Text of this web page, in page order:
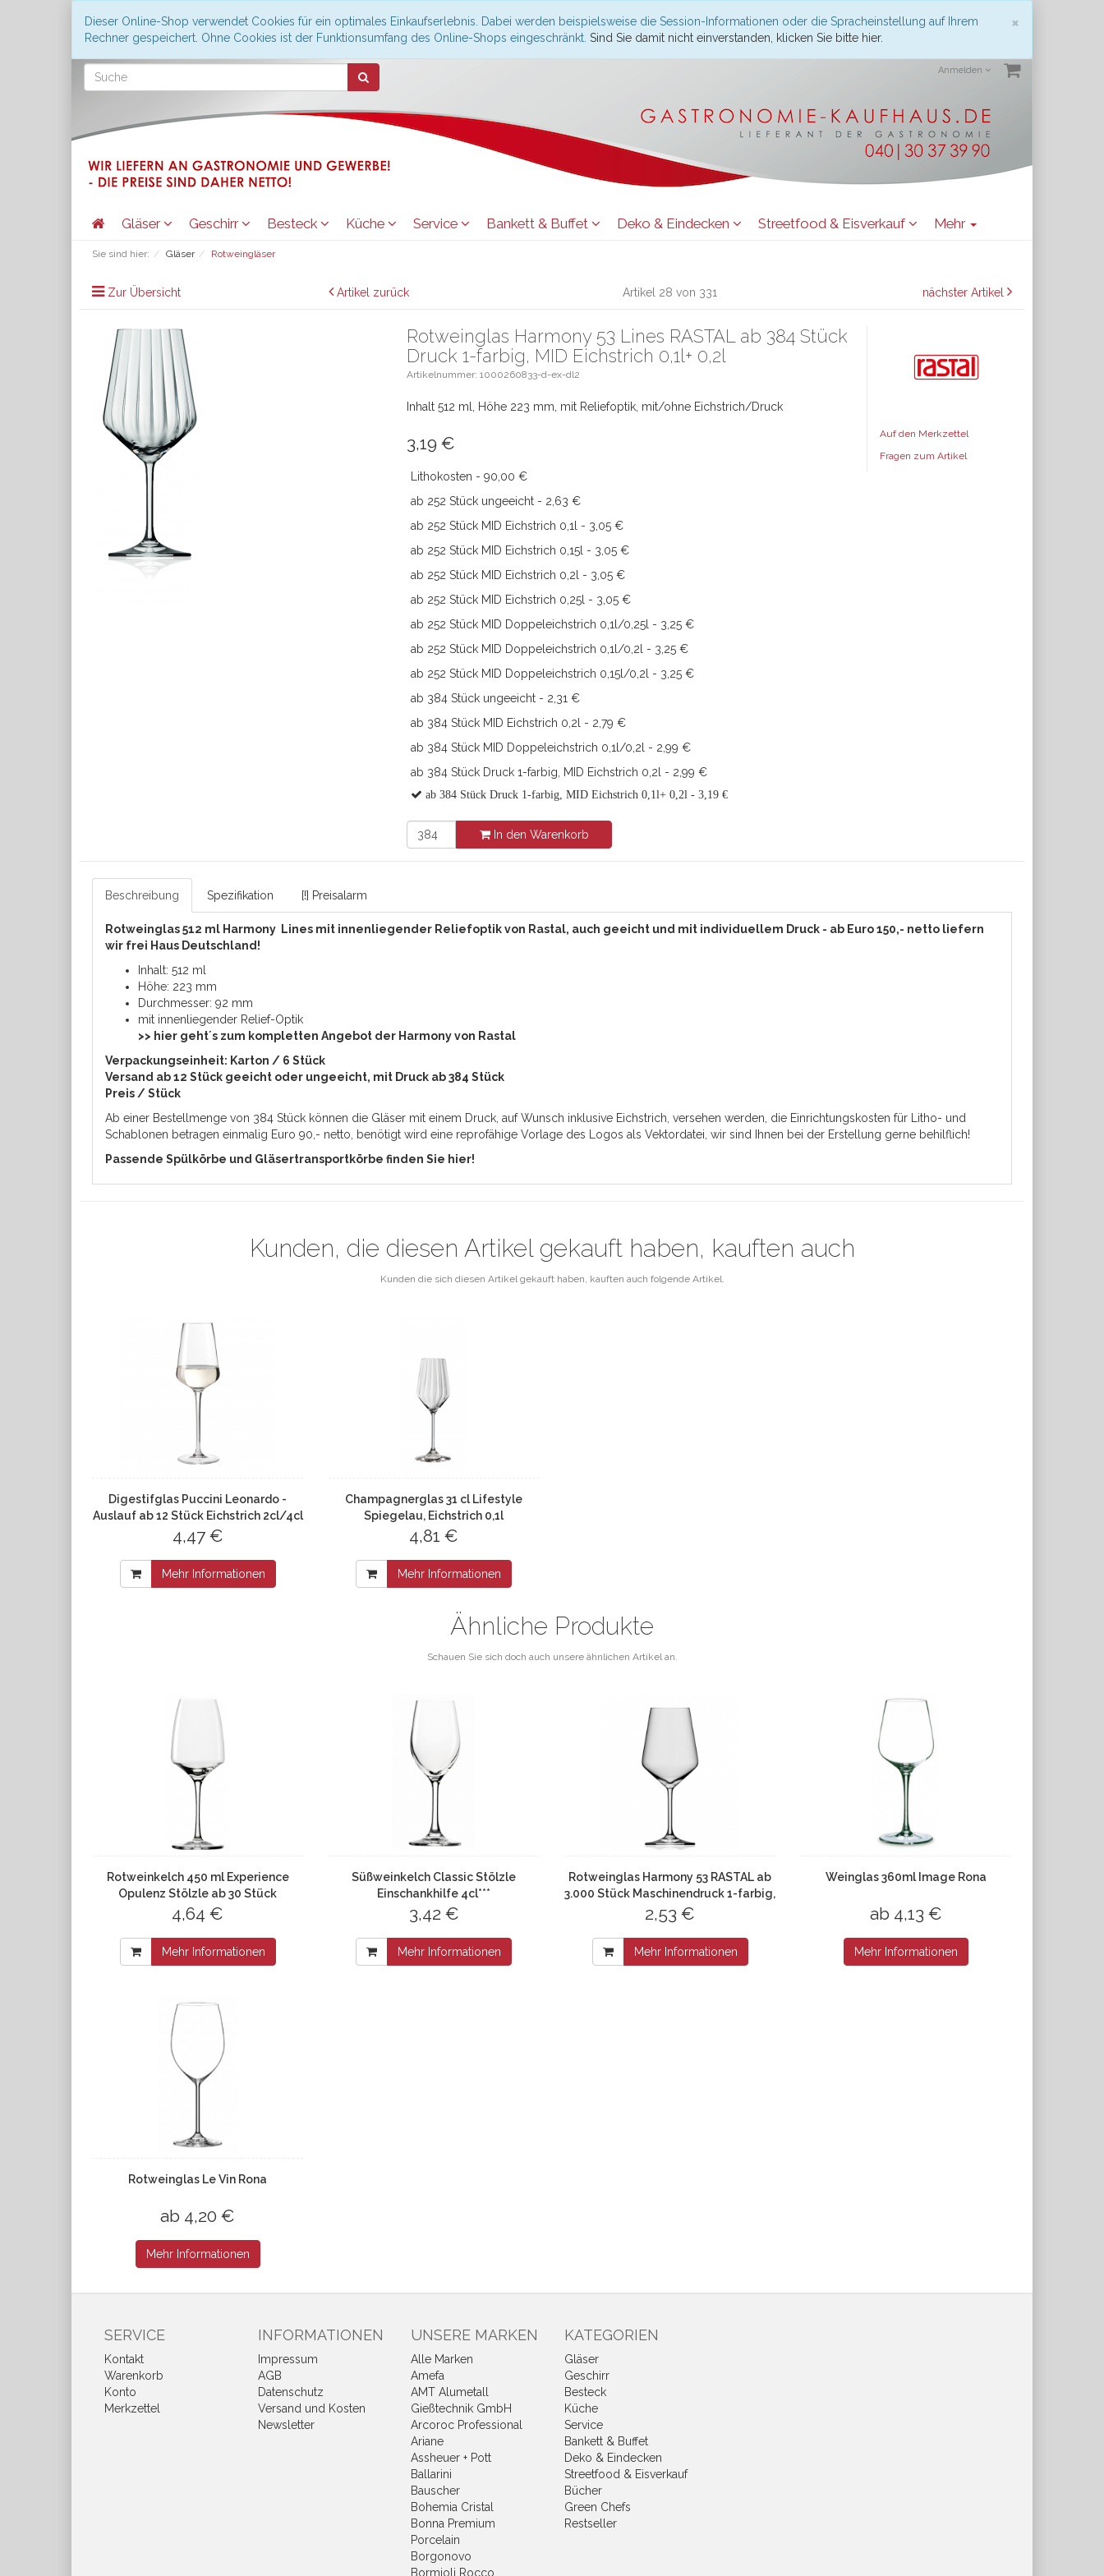
×
Dieser Online-Shop verwendet Cookies für ein optimales Einkaufserlebnis. Dabei werden beispielsweise die Session-Informationen oder die Spracheinstellung auf Ihrem
Rechner gespeichert. Ohne Cookies ist der Funktionsumfang des Online-Shops eingeschränkt. Sind Sie damit nicht einverstanden, klicken Sie bitte hier.
Anmelden
Gläser Geschirr Besteck Küche Service Bankett & Buffet Deko & Eindecken Streetfood & Eisverkauf Mehr
Sie sind hier: Gläser Rotweingläser
Zur Übersicht Artikel zurück Artikel 28 von 331 nächster Artikel
Rotweinglas Harmony 53 Lines RASTAL ab 384 Stück
Druck 1-farbig, MID Eichstrich 0,1l+ 0,2l
Artikelnummer: 1000260833-d-ex-dl2
Inhalt 512 ml, Höhe 223 mm, mit Reliefoptik, mit/ohne Eichstrich/Druck
3,19 €
Lithokosten - 90,00 €
ab 252 Stück ungeeicht - 2,63 €
ab 252 Stück MID Eichstrich 0,1l - 3,05 €
ab 252 Stück MID Eichstrich 0,15l - 3,05 €
ab 252 Stück MID Eichstrich 0,2l - 3,05 €
ab 252 Stück MID Eichstrich 0,25l - 3,05 €
ab 252 Stück MID Doppeleichstrich 0,1l/0,25l - 3,25 €
ab 252 Stück MID Doppeleichstrich 0,1l/0,2l - 3,25 €
ab 252 Stück MID Doppeleichstrich 0,15l/0,2l - 3,25 €
ab 384 Stück ungeeicht - 2,31 €
ab 384 Stück MID Eichstrich 0,2l - 2,79 €
ab 384 Stück MID Doppeleichstrich 0,1l/0,2l - 2,99 €
ab 384 Stück Druck 1-farbig, MID Eichstrich 0,2l - 2,99 €
ab 384 Stück Druck 1-farbig, MID Eichstrich 0,1l+ 0,2l - 3,19 €
In den Warenkorb
Auf den Merkzettel
Fragen zum Artikel
Beschreibung Spezifikation [!] Preisalarm
Rotweinglas 512 ml Harmony Lines mit innenliegender Reliefoptik von Rastal, auch geeicht und mit individuellem Druck - ab Euro 150,- netto liefern
wir frei Haus Deutschland!
Inhalt: 512 ml
Höhe: 223 mm
Durchmesser: 92 mm
mit innenliegender Relief-Optik
>> hier geht´s zum kompletten Angebot der Harmony von Rastal
Verpackungseinheit: Karton / 6 Stück
Versand ab 12 Stück geeicht oder ungeeicht, mit Druck ab 384 Stück
Preis / Stück
Ab einer Bestellmenge von 384 Stück können die Gläser mit einem Druck, auf Wunsch inklusive Eichstrich, versehen werden, die Einrichtungskosten für Litho- und
Schablonen betragen einmalig Euro 90,- netto, benötigt wird eine reprofähige Vorlage des Logos als Vektordatei, wir sind Ihnen bei der Erstellung gerne behilflich!
Passende Spülkörbe und Gläsertransportkörbe finden Sie hier!
Kunden, die diesen Artikel gekauft haben, kauften auch
Kunden die sich diesen Artikel gekauft haben, kauften auch folgende Artikel.
Digestifglas Puccini Leonardo -
Auslauf ab 12 Stück Eichstrich 2cl/4cl
4,47 €
Mehr Informationen
Champagnerglas 31 cl Lifestyle
Spiegelau, Eichstrich 0,1l
4,81 €
Mehr Informationen
Ähnliche Produkte
Schauen Sie sich doch auch unsere ähnlichen Artikel an.
Rotweinkelch 450 ml Experience
Opulenz Stölzle ab 30 Stück
Eichstrich 0,15l
4,64 €
Mehr Informationen
Süßweinkelch Classic Stölzle
Einschankhilfe 4cl***
3,42 €
Mehr Informationen
Rotweinglas Harmony 53 RASTAL ab
3.000 Stück Maschinendruck 1-farbig,
MID Eichstrich 0,1l+ 0,2l
2,53 €
Mehr Informationen
Weinglas 360ml Image Rona
ab 4,13 €
Mehr Informationen
Rotweinglas Le Vin Rona
ab 4,20 €
Mehr Informationen
SERVICE
Kontakt
Warenkorb
Konto
Merkzettel
INFORMATIONEN
Impressum
AGB
Datenschutz
Versand und Kosten
Newsletter
UNSERE MARKEN
Alle Marken
Amefa
AMT Alumetall
Gießtechnik GmbH
Arcoroc Professional
Ariane
Assheuer + Pott
Ballarini
Bauscher
Bohemia Cristal
Bonna Premium
Porcelain
Borgonovo
Bormioli Rocco
KATEGORIEN
Gläser
Geschirr
Besteck
Küche
Service
Bankett & Buffet
Deko & Eindecken
Streetfood & Eisverkauf
Bücher
Green Chefs
Restseller